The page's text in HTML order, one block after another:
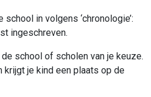
in volgens ‘chronologie’:
ingeschreven.
school of scholen van je keuze.
krijgt je kind een plaats op de